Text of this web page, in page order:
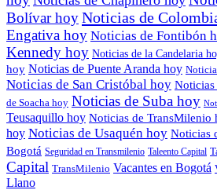
Bolívar hoyNoticias de
Engativa hoy Noticias de Fontibón
Kennedy hoy Noticias de la Candelaria
hoy Noticias de Puente Aranda hoy
Noticias de San Cristóbal hoy Noticias
de Soacha hoy Noticias de Suba hoy
Teusaquillo hoy Noticias de TransMilenio
hoy Noticias de Usaquén hoy Noticias
Bogotá Seguridad en Transmilenio Taleento Capital
Capital TransMilenio Vacantes en Bogotá
Llano